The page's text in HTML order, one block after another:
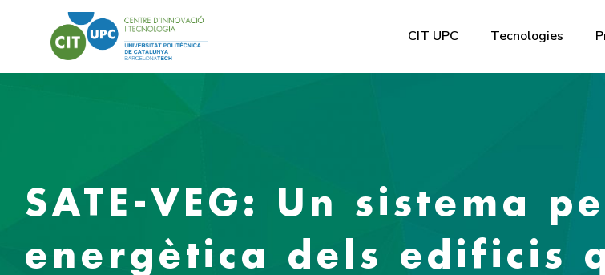
CIT UPC Tecnologies
SATE-VEG: Un sistema
energètica dels edificis